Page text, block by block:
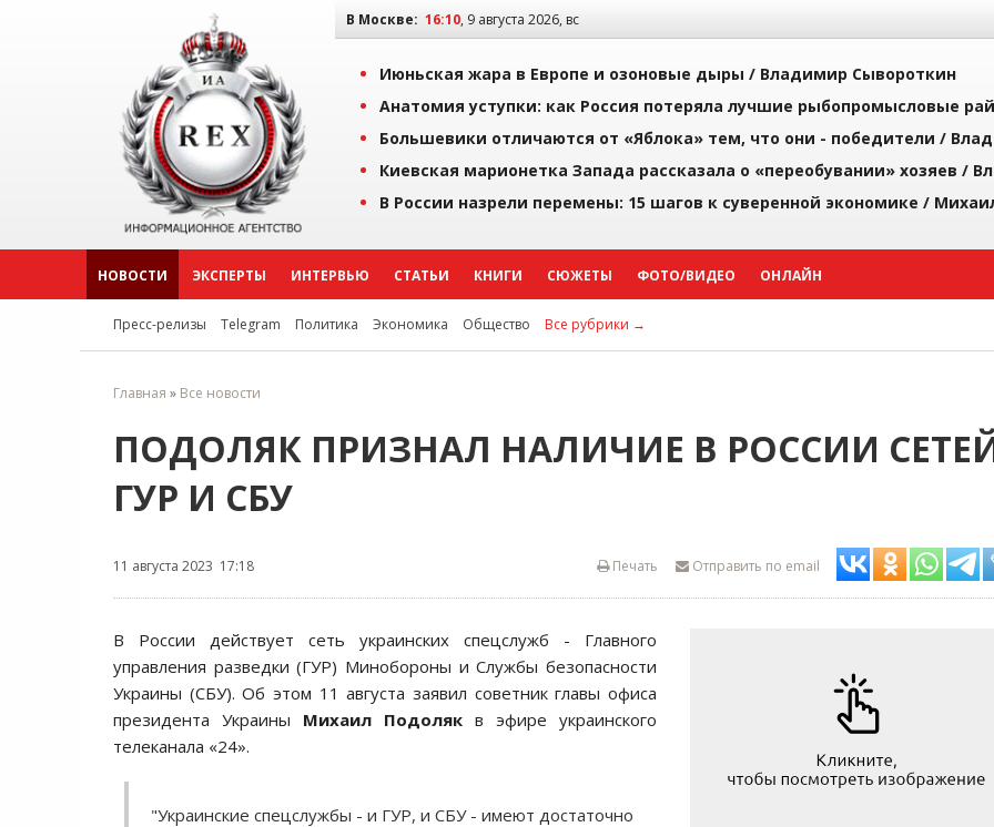
В Москве: 16:10, 9 августа 2026, вс
Июньская жара в Европе и озоновые дыры / Владимир Сывороткин
Анатомия уступки: как Россия потеряла лучшие рыбопромысловые
Большевики отличаются от «Яблока» тем, что они - победители /
Киевская марионетка Запада рассказала о «переобувании» хозяев /
В России назрели перемены: 15 шагов к суверенной экономике /
НОВОСТИ ЭКСПЕРТЫ ИНТЕРВЬЮ СТАТЬИ КНИГИ СЮЖЕТЫ ФОТО/ВИДЕО ОНЛАЙН
Пресс-релизы Telegram Политика Экономика Общество Все рубрики →
Главная » Все новости
ПОДОЛЯК ПРИЗНАЛ НАЛИЧИЕ В РОССИИ
ГУР И СБУ
11 августа 2023 17:18 Отправить по email
Печать
В России действует сеть украинских спецслужб - Главного
управления разведки (ГУР) Минобороны и Службы безопасности
Украины (СБУ). Об этом 11 августа заявил советник главы офиса
президента Украины Михаил Подоляк в эфире украинского
телеканала «24».
"Украинские спецслужбы - и ГУР, и СБУ - имеют достаточно